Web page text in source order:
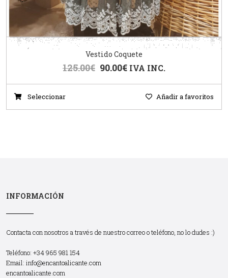
Vestido Coquete
125.00€ 90.00€ IVA INC.
Seleccionar Añadir a favoritos
INFORMACIÓN
Contacta con nosotros a través de nuestro correo o teléfono, no lo dudes :)
Teléfono: +34 965 981 154
Email: info@encantoalicante.com
encantoalicante.com